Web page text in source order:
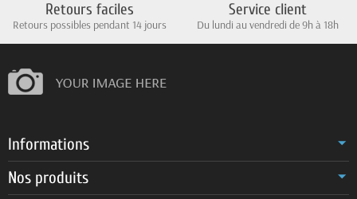
Retours faciles
Retours possibles pendant 14 jours
Service client
Du lundi au vendredi de 9h à 18h
Informations
Nos produits